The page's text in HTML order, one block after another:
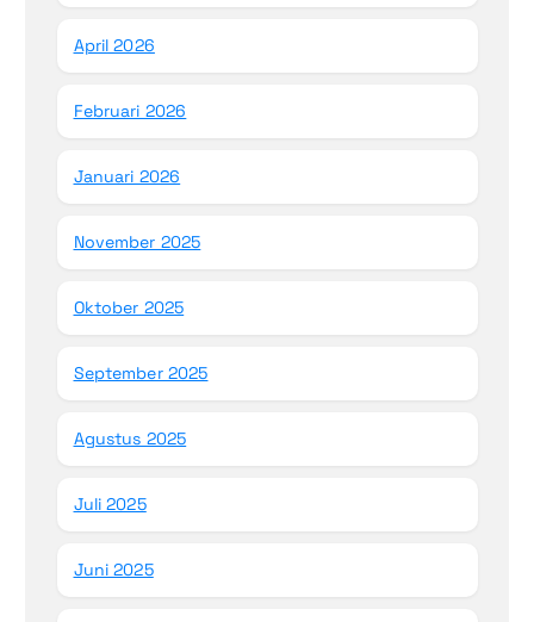
April 2026
Februari 2026
Januari 2026
November 2025
Oktober 2025
September 2025
Agustus 2025
Juli 2025
Juni 2025